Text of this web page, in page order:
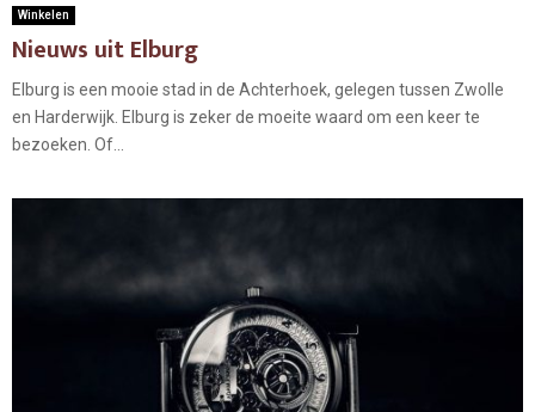
Winkelen
Nieuws uit Elburg
Elburg is een mooie stad in de Achterhoek, gelegen tussen Zwolle
en Harderwijk. Elburg is zeker de moeite waard om een keer te
bezoeken. Of...